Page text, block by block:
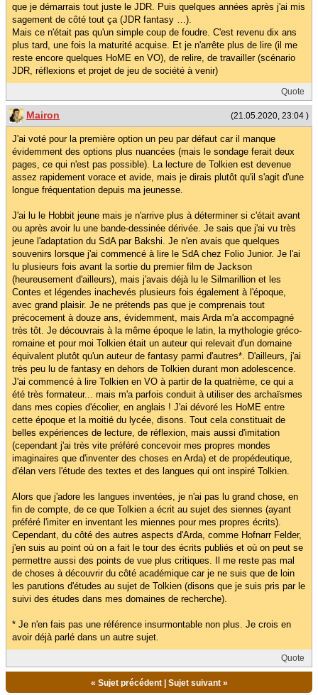
que je démarrais tout juste le JDR. Puis quelques années après j'ai mis
sagement de côté tout ça (JDR fantasy …).
Mais ce n'était pas qu'un simple coup de foudre. C'est revenu dix ans
plus tard, une fois la maturité acquise. Et je n'arrête plus de lire (il me
reste encore quelques HoME en VO), de relire, de travailler (scénario
JDR, réflexions et projet de jeu de société à venir)
Quote
(21.05.2020, 23:04 )
Mairon
J'ai voté pour la première option un peu par défaut car il manque
évidemment des options plus nuancées (mais le sondage ferait deux
pages, ce qui n'est pas possible). La lecture de Tolkien est devenue
assez rapidement vorace et avide, mais je dirais plutôt qu'il s'agit d'une
longue fréquentation depuis ma jeunesse.
J'ai lu le Hobbit jeune mais je n'arrive plus à déterminer si c'était avant
ou après avoir lu une bande-dessinée dérivée. Je sais que j'ai vu très
jeune l'adaptation du SdA par Bakshi. Je n'en avais que quelques
souvenirs lorsque j'ai commencé à lire le SdA chez Folio Junior. Je l'ai
lu plusieurs fois avant la sortie du premier film de Jackson
(heureusement d'ailleurs), mais j'avais déjà lu le Silmarillion et les
Contes et légendes inachevés plusieurs fois également à l'époque,
avec grand plaisir. Je ne prétends pas que je comprenais tout
précocement à douze ans, évidemment, mais Arda m'a accompagné
très tôt. Je découvrais à la même époque le latin, la mythologie gréco-
romaine et pour moi Tolkien était un auteur qui relevait d'un domaine
équivalent plutôt qu'un auteur de fantasy parmi d'autres*. D'ailleurs, j'ai
très peu lu de fantasy en dehors de Tolkien durant mon adolescence.
J'ai commencé à lire Tolkien en VO à partir de la quatrième, ce qui a
été très formateur... mais m'a parfois conduit à utiliser des archaïsmes
dans mes copies d'écolier, en anglais ! J'ai dévoré les HoME entre
cette époque et la moitié du lycée, disons. Tout cela constituait de
belles expériences de lecture, de réflexion, mais aussi d'imitation
(cependant j'ai très vite préféré concevoir mes propres mondes
imaginaires que d'inventer des choses en Arda) et de propédeutique,
d'élan vers l'étude des textes et des langues qui ont inspiré Tolkien.
Alors que j'adore les langues inventées, je n'ai pas lu grand chose, en
fin de compte, de ce que Tolkien a écrit au sujet des siennes (ayant
préféré l'imiter en inventant les miennes pour mes propres écrits).
Cependant, du côté des autres aspects d'Arda, comme Hofnarr Felder,
j'en suis au point où on a fait le tour des écrits publiés et où on peut se
permettre aussi des points de vue plus critiques. Il me reste pas mal
de choses à découvrir du côté académique car je ne suis que de loin
les parutions d'études au sujet de Tolkien (disons que je suis pris par le
suivi des études dans mes domaines de recherche).
* Je n'en fais pas une référence insurmontable non plus. Je crois en
avoir déjà parlé dans un autre sujet.
Quote
« Sujet précédent| Sujet suivant»